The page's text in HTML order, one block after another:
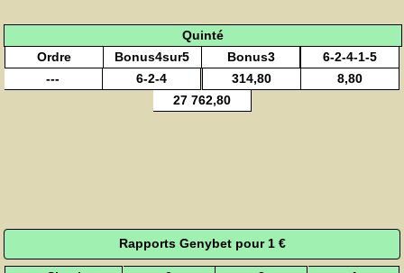
Quinté
Ordre
Bonus4sur5 Bonus3
6-2-4-1-5
---
6-2-4 314,80
8,80
27 762,80
Rapports Genybet pour 1 €